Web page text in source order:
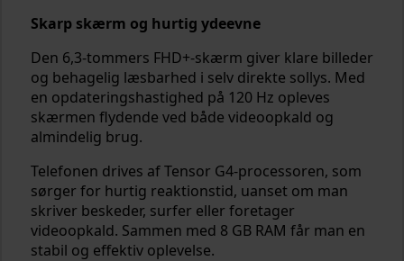
Skarp skærm og hurtig ydeevne
Den 6,3-tommers FHD+-skærm giver klare billeder
og behagelig læsbarhed i selv direkte sollys. Med
en opdateringshastighed på 120 Hz opleves
skærmen flydende ved både videoopkald og
almindelig brug.
Telefonen drives af Tensor G4-processoren, som
sørger for hurtig reaktionstid, uanset om man
skriver beskeder, surfer eller foretager
videoopkald. Sammen med 8 GB RAM får man en
stabil og effektiv oplevelse.